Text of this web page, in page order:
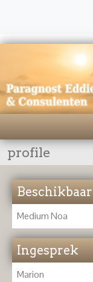
profile
Beschikbaar
Medium Noa
Ingesprek
Marion